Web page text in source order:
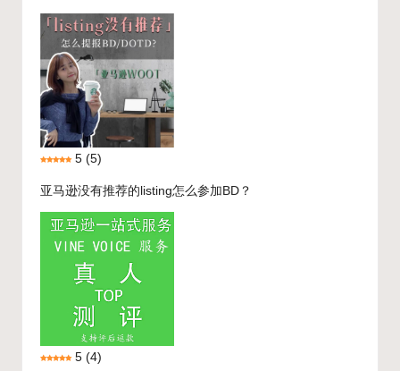
5 (5)
亚马逊没有推荐的listing怎么参加BD？
5 (4)